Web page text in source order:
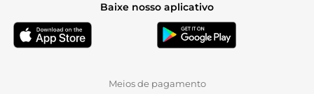
Baixe nosso aplicativo
Meios de pagamento